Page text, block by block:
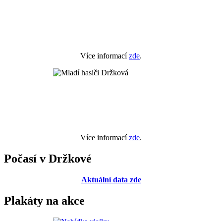
Více informacízde.
Více informacízde.
Počasí v Držkové
Aktuální data zde
Plakáty na akce